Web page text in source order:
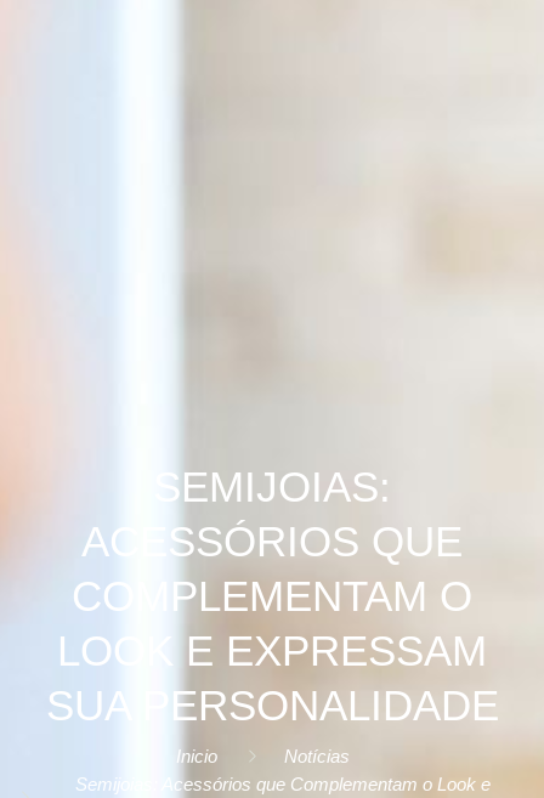
SEMIJOIAS:
ACESSÓRIOS QUE
COMPLEMENTAM O
LOOK E EXPRESSAM
SUA PERSONALIDADE
Inicio
Notícias
Semijoias: Acessórios que Complementam o Look e